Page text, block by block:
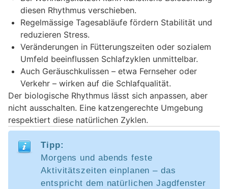
diesen Rhythmus verschieben.
Regelmässige Tagesabläufe fördern Stabilität und
reduzieren Stress.
Veränderungen in Fütterungszeiten oder sozialem
Umfeld beeinflussen Schlafzyklen unmittelbar.
Auch Geräuschkulissen – etwa Fernseher oder
Verkehr – wirken auf die Schlafqualität.
Der biologische Rhythmus lässt sich anpassen, aber
nicht ausschalten. Eine katzengerechte Umgebung
respektiert diese natürlichen Zyklen.
Tipp:
Morgens und abends feste
Aktivitätszeiten einplanen – das
entspricht dem natürlichen Jagdfenster